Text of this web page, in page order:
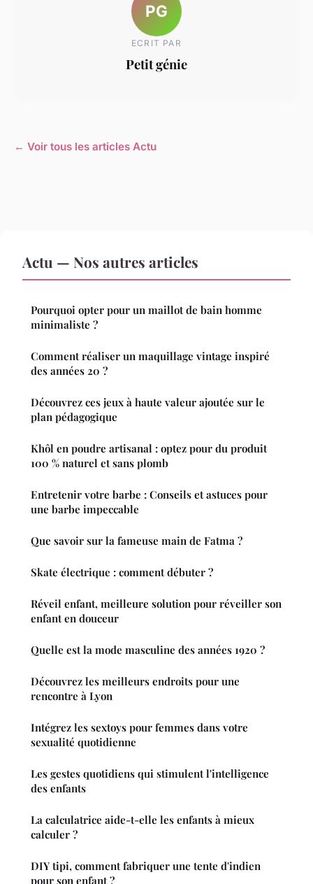
PG
ECRIT PAR
Petit génie
← Voir tous les articles Actu
Actu — Nos autres articles
Pourquoi opter pour un maillot de bain homme
minimaliste ?
Comment réaliser un maquillage vintage inspiré
des années 20 ?
Découvrez ces jeux à haute valeur ajoutée sur le
plan pédagogique
Khôl en poudre artisanal : optez pour du produit
100 % naturel et sans plomb
Entretenir votre barbe : Conseils et astuces pour
une barbe impeccable
Que savoir sur la fameuse main de Fatma ?
Skate électrique : comment débuter ?
Réveil enfant, meilleure solution pour réveiller son
enfant en douceur
Quelle est la mode masculine des années 1920 ?
Découvrez les meilleurs endroits pour une
rencontre à Lyon
Intégrez les sextoys pour femmes dans votre
sexualité quotidienne
Les gestes quotidiens qui stimulent l'intelligence
des enfants
La calculatrice aide-t-elle les enfants à mieux
calculer ?
DIY tipi, comment fabriquer une tente d'indien
pour son enfant ?